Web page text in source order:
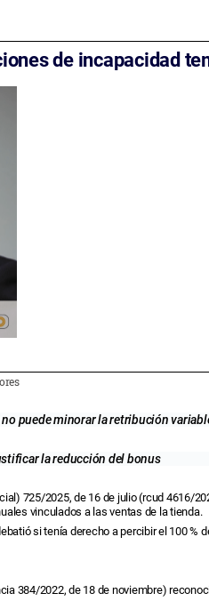
de incapacidad
puede minorar la retribución
la reducción del bonus
725/2025, de 16 de julio (rcud 4616/
vinculados a las ventas de la tienda.
si tenía derecho a percibir el 100
384/2022, de 18 de noviembre)